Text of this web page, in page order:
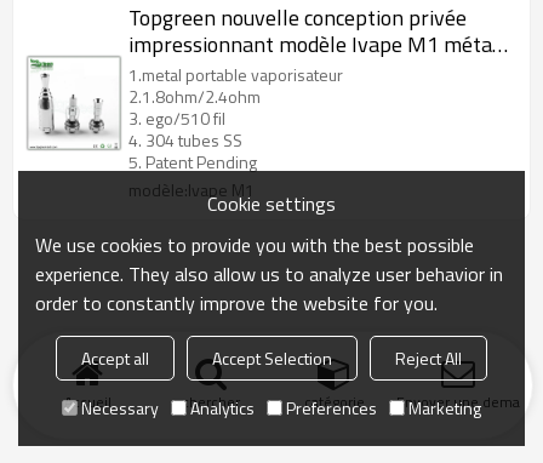
Topgreen nouvelle conception privée
impressionnant modèle Ivape M1 métal
portable vaporisateur
1.metal portable vaporisateur
2.1.8ohm/2.4ohm
3. ego/510 fil
4. 304 tubes SS
5. Patent Pending
modèle:Ivape M1
Accueil chercher catégorie Envoyer une
Cookie settings
We use cookies to provide you with the best possible
experience. They also allow us to analyze user behavior in
order to constantly improve the website for you.
Accept all Accept Selection
Reject All
Necessary
Analytics Preferences Marketing